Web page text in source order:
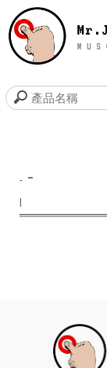
- -
|